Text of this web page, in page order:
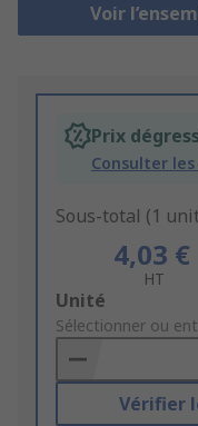
Voir
Prix
Consulter
Sous-total (1
4,03 €
HT
Add
to
Basket
Unité
Sélectionner ou
Vérifier